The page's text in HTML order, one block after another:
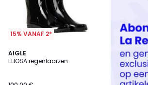
15% VANAF 2*
AIGLE
ELIOSA regenlaarzen
4.8
/ 5